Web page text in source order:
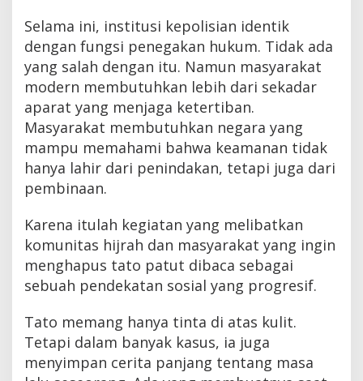
Selama ini, institusi kepolisian identik
dengan fungsi penegakan hukum. Tidak ada
yang salah dengan itu. Namun masyarakat
modern membutuhkan lebih dari sekadar
aparat yang menjaga ketertiban.
Masyarakat membutuhkan negara yang
mampu memahami bahwa keamanan tidak
hanya lahir dari penindakan, tetapi juga dari
pembinaan.
Karena itulah kegiatan yang melibatkan
komunitas hijrah dan masyarakat yang ingin
menghapus tato patut dibaca sebagai
sebuah pendekatan sosial yang progresif.
Tato memang hanya tinta di atas kulit.
Tetapi dalam banyak kasus, ia juga
menyimpan cerita panjang tentang masa